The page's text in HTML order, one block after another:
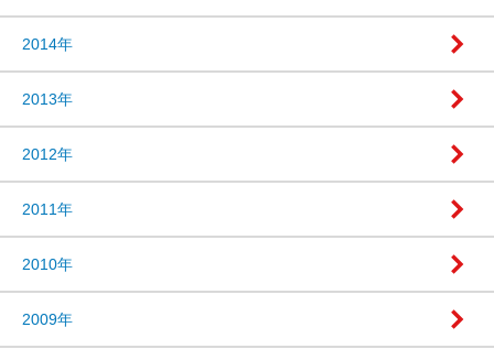
2014年
2013年
2012年
2011年
2010年
2009年